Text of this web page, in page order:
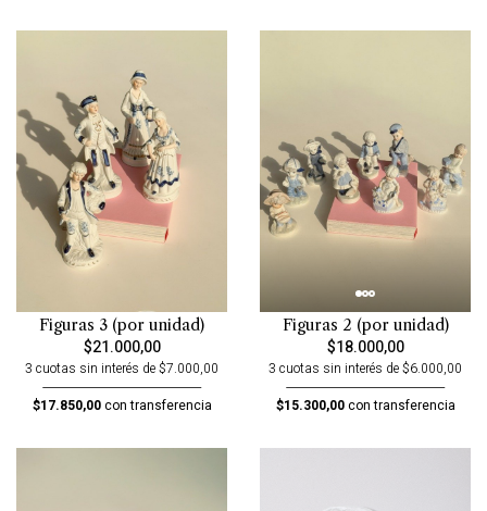
Figuras 3 (por unidad)
$21.000,00
3 cuotas sin interés de $7.000,00
$17.850,00con transferencia
Figuras 2 (por unidad)
$18.000,00
3 cuotas sin interés de $6.000,00
$15.300,00con transferencia